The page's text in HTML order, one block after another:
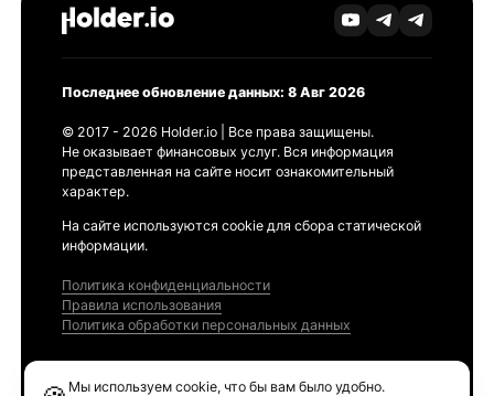
Последнее обновление данных: 8 Авг 2026
© 2017 - 2026 Holder.io | Все права защищены.
Не оказывает финансовых услуг. Вся информация
представленная на сайте носит ознакомительный
характер.
На сайте используются cookie для сбора статической
информации.
Политика конфиденциальности
Правила использования
Политика обработки персональных данных
Мы используем cookie, что бы вам было удобно.